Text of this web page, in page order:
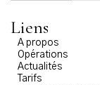
Liens
A propos
Opérations
Actualités
Tarifs